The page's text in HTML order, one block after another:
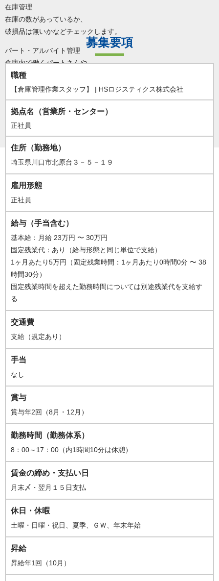
在庫管理
在庫の数があっているか、
破損品は無いかなどチェックします。
パート・アルバイト管理
倉庫内で働くパートさんや
アルバイトさんのシフト管理や
フォローなどをお願いします。
正社員
募集要項
職種
【倉庫管理作業スタッフ】 | HSロジスティクス株式会社
拠点名（営業所・センター）
正社員
住所（勤務地）
埼玉県川口市北原台３－５－１９
雇用形態
正社員
給与（手当含む）
基本給：月給 23万円 〜 30万円
固定残業代：あり（給与形態と同じ単位で支給）
1ヶ月あたり5万円（固定残業時間：1ヶ月あたり0時間0分 〜 38
時間30分）
固定残業時間を超えた勤務時間については別途残業代を支給す
る
交通費
支給（規定あり）
手当
なし
賞与
賞与年2回（8月・12月）
勤務時間（勤務体系）
8：00～17：00（内1時間10分は休憩）
賃金の締め・支払い日
月末〆・翌月１５日支払
休日・休暇
土曜・日曜・祝日、夏季、ＧＷ、年末年始
昇給
昇給年1回（10月）